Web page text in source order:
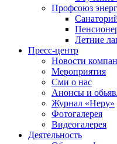
Профсоюз
Летние
Пресс-центр
Новости
Мероприятия
Сми о нас
Анонсы и
Журнал «Неру»
Фотогалерея
Видеогалерея
Деятельность